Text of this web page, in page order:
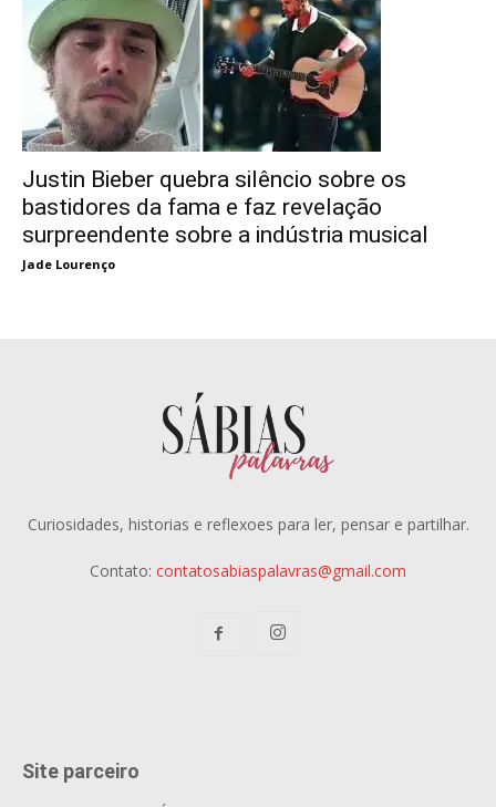
Justin Bieber quebra silêncio sobre os
bastidores da fama e faz revelação
surpreendente sobre a indústria musical
Jade Lourenço
Curiosidades, historias e reflexoes para ler, pensar e partilhar.
Contato: contatosabiaspalavras@gmail.com
Site parceiro